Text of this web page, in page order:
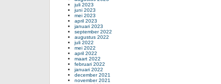
juli 2023
juni 2023
mei 2023
april 2023
januari 2023
september 2022
augustus 2022
juli 2022
mei 2022
april 2022
maart 2022
februari 2022
januari 2022
december 2021
november 2021